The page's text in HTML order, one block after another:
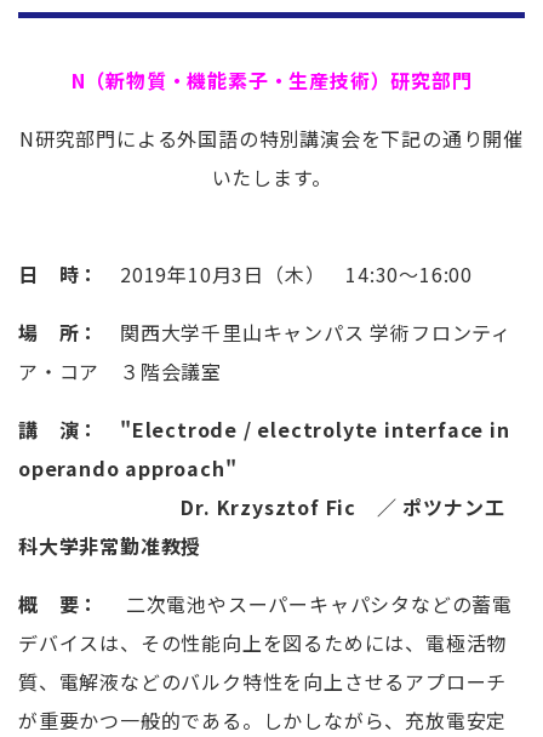
N（新物質・機能素子・生産技術）研究部門
N研究部門による外国語の特別講演会を下記の通り開催
いたします。
日 時：
2019年10月3日（木） 14:30～16:00
場 所：
関西大学千里山キャンパス 学術フロンティ
ア・コア ３階会議室
講 演： "Electrode / electrolyte interface in
operando approach"
Dr. Krzysztof Fic ／ ポツナン工
科大学非常勤准教授
概 要： 二次電池やスーパーキャパシタなどの蓄電
デバイスは、その性能向上を図るためには、電極活物
質、電解液などのバルク特性を向上させるアプローチ
が重要かつ一般的である。しかしながら、充放電安定